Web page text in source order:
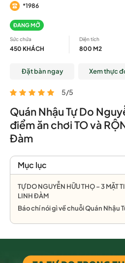
*1986
ĐANG MỞ
Sức chứa
450 KHÁCH
Diện tích
800 M2
Đặt bàn ngay Xem thực
5/5
Quán Nhậu Tự Do
điểm ăn chơi TO và
Đàm
Mục lục
TỰ DO NGUYỄN HỮU THỌ – 3 MẶT
LINH ĐÀM
Báo chí nói gì về chuỗi Quán Nhậu